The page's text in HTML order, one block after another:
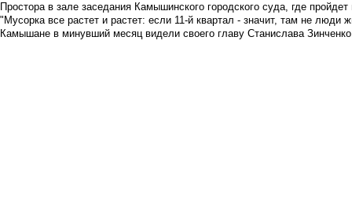
Простора в зале заседания Камышинского городского суда, где
"Мусорка все растет и растет: если 11-й квартал - значит, там не люди
Камышане в минувший месяц видели своего главу Станислава Зинченко